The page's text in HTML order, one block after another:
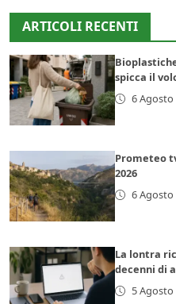
ARTICOLI RECENTI
spicca il
6 Agosto
Prometeo
2026
6 Agosto
La lontra
decenni di
5 Agosto